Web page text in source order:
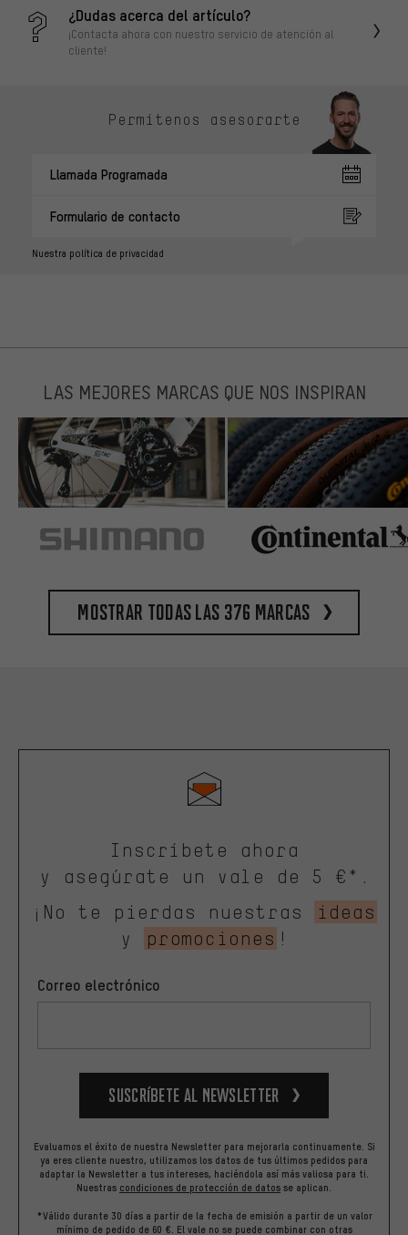
¿Dudas acerca del artículo?
¡Contacta ahora con nuestro servicio de atención al
cliente!
Permítenos asesorarte
Llamada Programada
Formulario de contacto
Nuestra política de privacidad
LAS MEJORES MARCAS QUE NOS INSPIRAN
Mostrar todas las 376 marcas
Inscríbete ahora
y asegúrate un vale de 5 €*.
¡No te pierdas nuestras
ideas
y
promociones !
Correo electrónico
Suscríbete al newsletter
Evaluamos el éxito de nuestra Newsletter para mejorarla continuamente. Si
ya eres cliente nuestro, utilizamos los datos de tus últimos pedidos para
adaptar la Newsletter a tus intereses, haciéndola así más valiosa para ti.
Nuestras condiciones de protección de datos se aplican.
*Válido durante 30 días a partir de la fecha de emisión a partir de un valor
mínimo de pedido de 60 €. El vale no se puede combinar con otras